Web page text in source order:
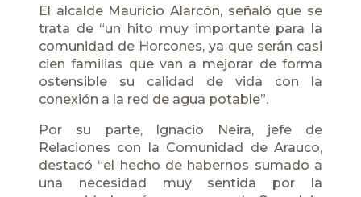
El alcalde Mauricio Alarcón, señaló que se
trata de “un hito muy importante para la
comunidad de Horcones, ya que serán casi
cien familias que van a mejorar de forma
ostensible su calidad de vida con la
conexión a la red de agua potable”.
Por su parte, Ignacio Neira, jefe de
Relaciones con la Comunidad de Arauco,
destacó “el hecho de habernos sumado a
una necesidad muy sentida por la